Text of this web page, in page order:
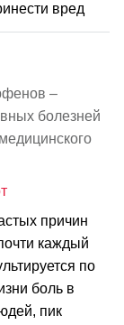
вред
–
болезней
причин
каждый
по
боль в
пик